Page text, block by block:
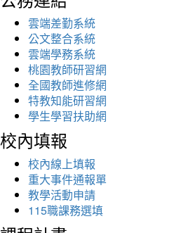
雲端差勤系統
公文整合系統
雲端學務系統
桃園教師研習網
全國教師進修網
特教知能研習網
學生學習扶助網
校內填報
校內線上填報
重大事件通報單
教學活動申請
115職課務選填